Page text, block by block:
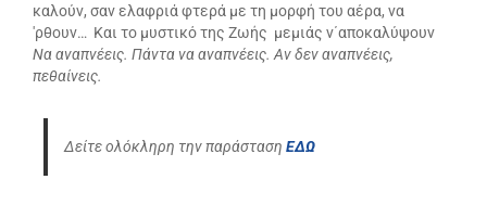
καλούν, σαν ελαφριά φτερά με τη μορφή του αέρα, να
'ρθουν… Και το μυστικό της Ζωής μεμιάς ν΄αποκαλύψουν
Να αναπνέεις. Πάντα να αναπνέεις. Αν δεν αναπνέεις,
πεθαίνεις.
Δείτε ολόκληρη την παράσταση ΕΔΩ